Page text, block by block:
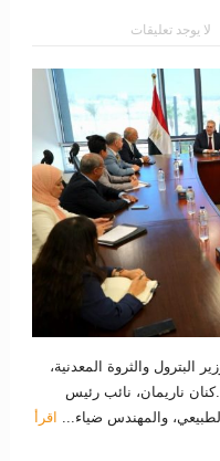
لا يوجد تعليقات
البترول والثروة المعدنية،
ناريمان، نائب رئيس
والمهندس ضياء...
اقرأ